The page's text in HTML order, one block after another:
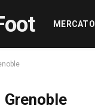
MERCATO